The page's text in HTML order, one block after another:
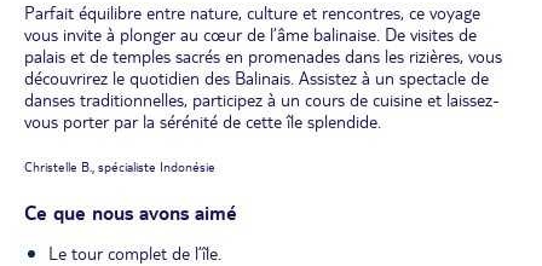
Parfait équilibre entre nature, culture et rencontres, ce voyage
vous invite à plonger au cœur de l’âme balinaise. De visites de
palais et de temples sacrés en promenades dans les rizières, vous
découvrirez le quotidien des Balinais. Assistez à un spectacle de
danses traditionnelles, participez à un cours de cuisine et laissez-
vous porter par la sérénité de cette île splendide.
Christelle B., spécialiste Indonésie
Ce que nous avons aimé
Le tour complet de l’île.